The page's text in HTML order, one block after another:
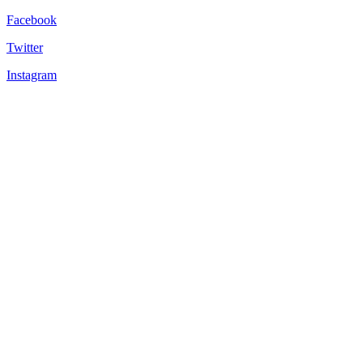
Facebook
Twitter
Instagram